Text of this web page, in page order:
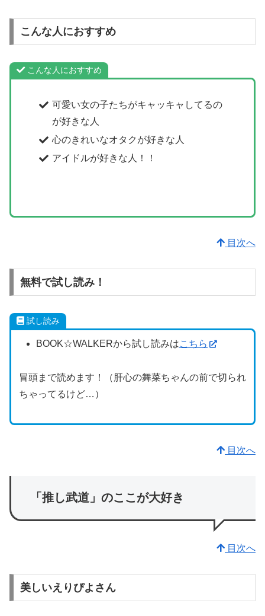
こんな人におすすめ
こんな人におすすめ
可愛い女の子たちがキャッキャしてるの
が好きな人
心のきれいなオタクが好きな人
アイドルが好きな人！！
目次へ
無料で試し読み！
試し読み
BOOK☆WALKERから試し読みはこちら
冒頭まで読めます！（肝心の舞菜ちゃんの前で切られ
ちゃってるけど…）
目次へ
「推し武道」のここが大好き
目次へ
美しいえりぴよさん